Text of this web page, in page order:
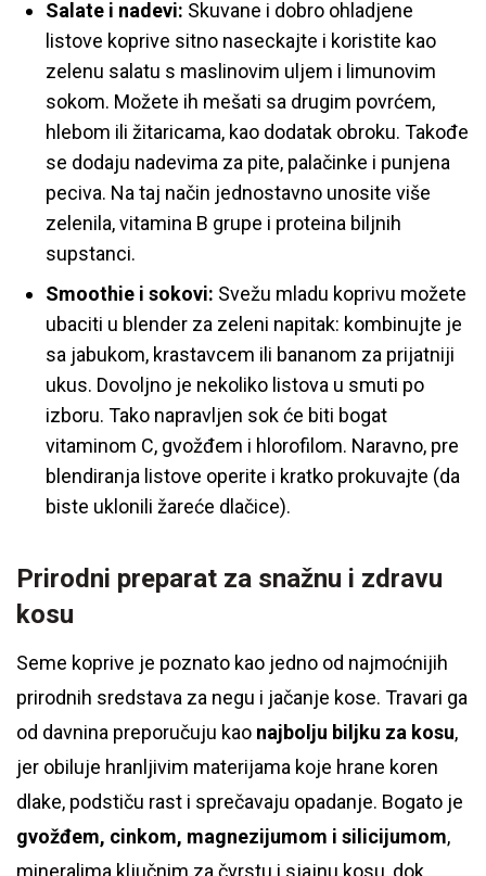
Salate i nadevi: Skuvane i dobro ohladjene
listove koprive sitno naseckajte i koristite kao
zelenu salatu s maslinovim uljem i limunovim
sokom. Možete ih mešati sa drugim povrćem,
hlebom ili žitaricama, kao dodatak obroku. Takođe
se dodaju nadevima za pite, palačinke i punjena
peciva. Na taj način jednostavno unosite više
zelenila, vitamina B grupe i proteina biljnih
supstanci.
Smoothie i sokovi: Svežu mladu koprivu možete
ubaciti u blender za zeleni napitak: kombinujte je
sa jabukom, krastavcem ili bananom za prijatniji
ukus. Dovoljno je nekoliko listova u smuti po
izboru. Tako napravljen sok će biti bogat
vitaminom C, gvožđem i hlorofilom. Naravno, pre
blendiranja listove operite i kratko prokuvajte (da
biste uklonili žareće dlačice).
Prirodni preparat za snažnu i zdravu
kosu
Seme koprive je poznato kao jedno od najmoćnijih
prirodnih sredstava za negu i jačanje kose. Travari ga
od davnina preporučuju kao najbolju biljku za kosu,
jer obiluje hranljivim materijama koje hrane koren
dlake, podstiču rast i sprečavaju opadanje. Bogato je
gvožđem, cinkom, magnezijumom i silicijumom,
mineralima ključnim za čvrstu i sjajnu kosu, dok